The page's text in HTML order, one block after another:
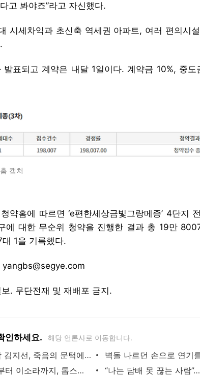
고 봐야죠”라고 자신했다.
시세차익과 초신축 역세권 아파트, 여러 편의시
표되고 계약은 내달 1일이다. 계약금 10%, 중도
캡처
약홈에 따르면 ‘e편한세상금빛그랑메종’ 4단지
에 대한 무순위 청약을 진행한 결과 총 19만
1을 기록했다.
yangbs@segye.com
. 무단전재 및 재배포 금지.
인하세요. 해당 언론사로 이동합니다.
월 2억 버는 워킹맘 김지선, 죽음의 문턱에서 깨달은 멈춤의 미학
“라면 5개” 임지연부터 이소라까지, 톱스타들의 살 안 찌는 루틴